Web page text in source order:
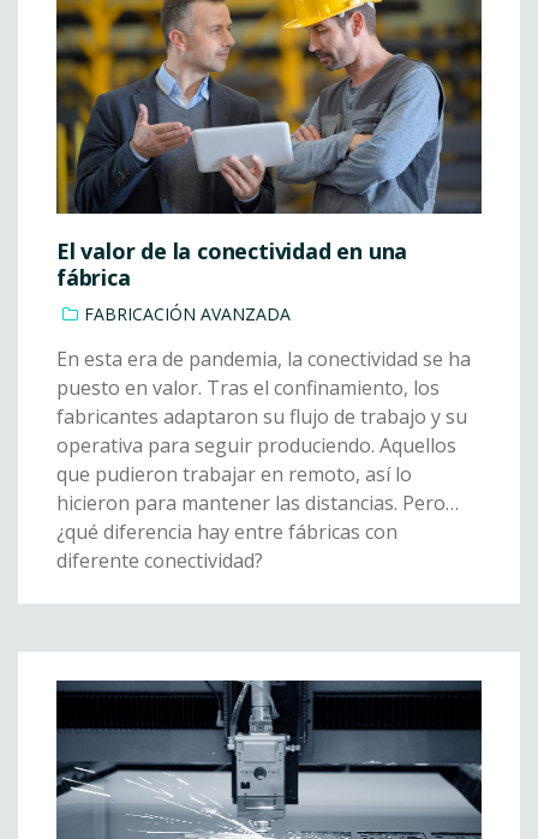
El valor de la conectividad en una
fábrica
FABRICACIÓN AVANZADA
En esta era de pandemia, la conectividad se ha
puesto en valor. Tras el confinamiento, los
fabricantes adaptaron su flujo de trabajo y su
operativa para seguir produciendo. Aquellos
que pudieron trabajar en remoto, así lo
hicieron para mantener las distancias. Pero…
¿qué diferencia hay entre fábricas con
diferente conectividad?